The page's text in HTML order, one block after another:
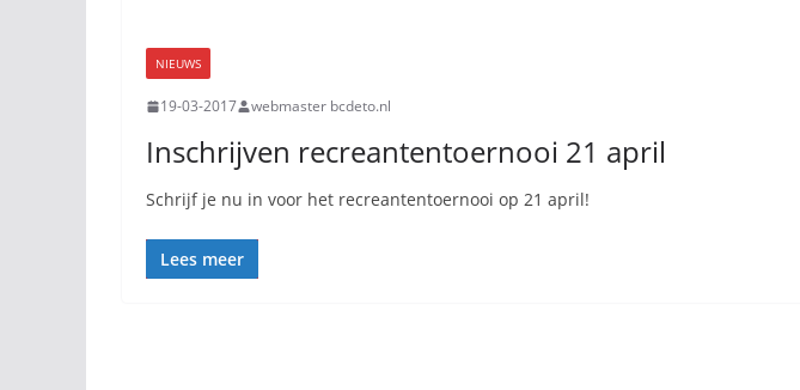
NIEUWS
19-03-2017 webmaster bcdeto.nl
Inschrijven recreantentoernooi 21 april
Schrijf je nu in voor het recreantentoernooi op 21 april!
Lees meer